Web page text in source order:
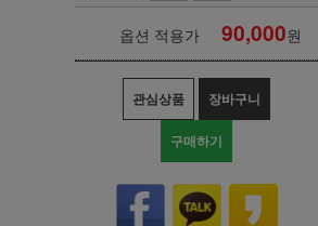
옵션 적용가 90,000원
관심상품 장바구니
구매하기